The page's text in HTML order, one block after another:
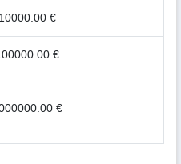
10000.00 €
€
€